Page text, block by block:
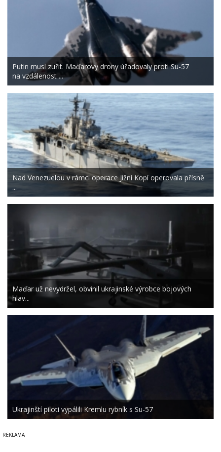
Putin musí zuřit. Maďarovy drony úřadovaly proti Su-57
na vzdálenost ...
Nad Venezuelou v rámci operace Jižní Kopí operovala přísně
...
Maďar už nevydržel, obvinil ukrajinské výrobce bojových
hlav...
Ukrajinští piloti vypálili Kremlu rybník s Su-57